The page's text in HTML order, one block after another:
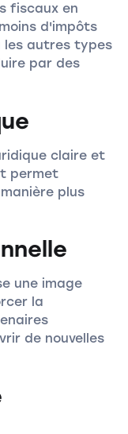
fiscaux en
d'impôts
les autres types
par des
claire et
permet
plus
une image
la
de nouvelles